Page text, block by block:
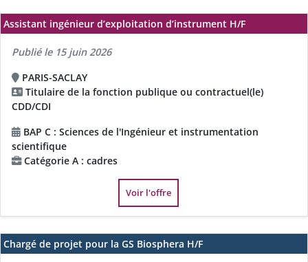
Assistant ingénieur d’exploitation d’instrument H/F
Publié le 15 juin 2026
PARIS-SACLAY
Titulaire de la fonction publique ou contractuel(le)
CDD/CDI
BAP C : Sciences de l'Ingénieur et instrumentation
scientifique
Catégorie A : cadres
Voir l'offre
Chargé de projet pour la GS Biosphera H/F